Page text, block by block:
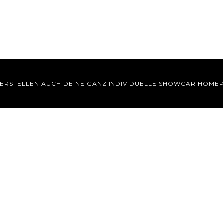
AUCH DEINE GANZ INDIVIDUELLE SHOWCAR